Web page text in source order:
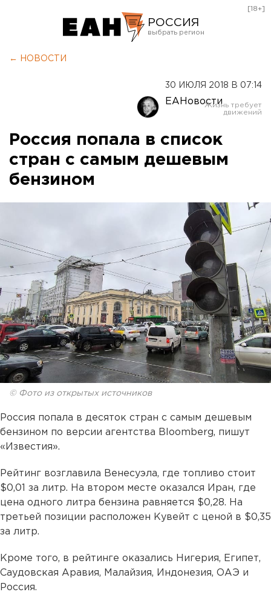
РОССИЯ
Оренбург
[18+]
← НОВОСТИ
30 ИЮЛЯ 2018 В 07:14
ЕАНовости
Россия попала в список
стран с самым дешевым
бензином
© Фото из открытых источников
Россия попала в десяток стран с самым дешевым
бензином по версии агентства Bloomberg, пишут
«Известия».
Рейтинг возглавила Венесуэла, где топливо стоит
$0,01 за литр. На втором месте оказался Иран, где
цена одного литра бензина равняется $0,28. На
третьей позиции расположен Кувейт с ценой в $0,35
за литр.
Кроме того, в рейтинге оказались Нигерия, Египет,
Саудовская Аравия, Малайзия, Индонезия, ОАЭ и
Россия.